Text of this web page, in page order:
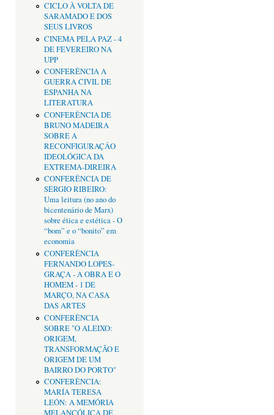
CICLO À VOLTA DE
SARAMADO E DOS
SEUS LIVROS
CINEMA PELA PAZ - 4
DE FEVEREIRO NA
UPP
CONFERÊNCIA A
GUERRA CIVIL DE
ESPANHA NA
LITERATURA
CONFERÊNCIA DE
BRUNO MADEIRA
SOBRE A
RECONFIGURAÇÂO
IDEOLÓGICA DA
EXTREMA-DIREIRA
CONFERÊNCIA DE
SÉRGIO RIBEIRO:
Uma leitura (no ano do
bicentenário de Marx)
sobre ética e estética - O
“bom” e o “bonito” em
economia
CONFERÊNCIA
FERNANDO LOPES-
GRAÇA - A OBRA E O
HOMEM - 1 DE
MARÇO, NA CASA
DAS ARTES
CONFERÊNCIA
SOBRE "O ALEIXO:
ORIGEM,
TRANSFORMAÇÃO E
ORIGEM DE UM
BAIRRO DO PORTO"
CONFERÊNCIA:
MARÍA TERESA
LEÓN: A MEMÓRIA
MELANCÓLICA DE